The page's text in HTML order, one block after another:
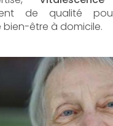
de qualité
être à domicile.